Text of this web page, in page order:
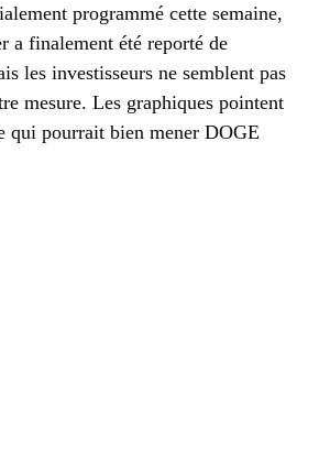
programmé cette semaine,
a finalement été reporté de
les investisseurs ne semblent pas
mesure. Les graphiques pointent
qui pourrait bien mener DOGE